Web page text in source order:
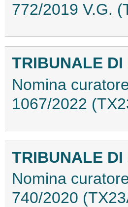
772/2019 V.G.
TRIBUNALE
Nomina
1067/2022
TRIBUNALE DI
Nomina
740/2020